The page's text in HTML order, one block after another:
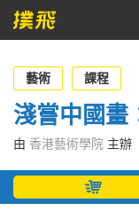
節目
主辦單位
關於撲飛
條款及細則
藝術 課程
淺嘗中國畫
由 香港藝術學院 主辦